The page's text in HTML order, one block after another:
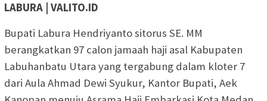
LABURA | VALITO.ID
Bupati Labura Hendriyanto sitorus SE. MM
berangkatkan 97 calon jamaah haji asal Kabupaten
Labuhanbatu Utara yang tergabung dalam kloter 7
dari Aula Ahmad Dewi Syukur, Kantor Bupati, Aek